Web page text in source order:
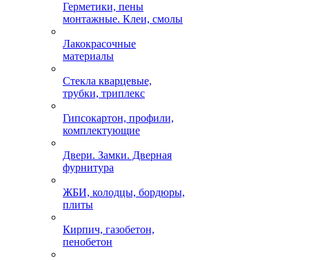
Герметики, пены
монтажные. Клеи, смолы
Лакокрасочные
материалы
Стекла кварцевые,
трубки, триплекс
Гипсокартон, профили,
комплектующие
Двери. Замки. Дверная
фурнитура
ЖБИ, колодцы, бордюры,
плиты
Кирпич, газобетон,
пенобетон